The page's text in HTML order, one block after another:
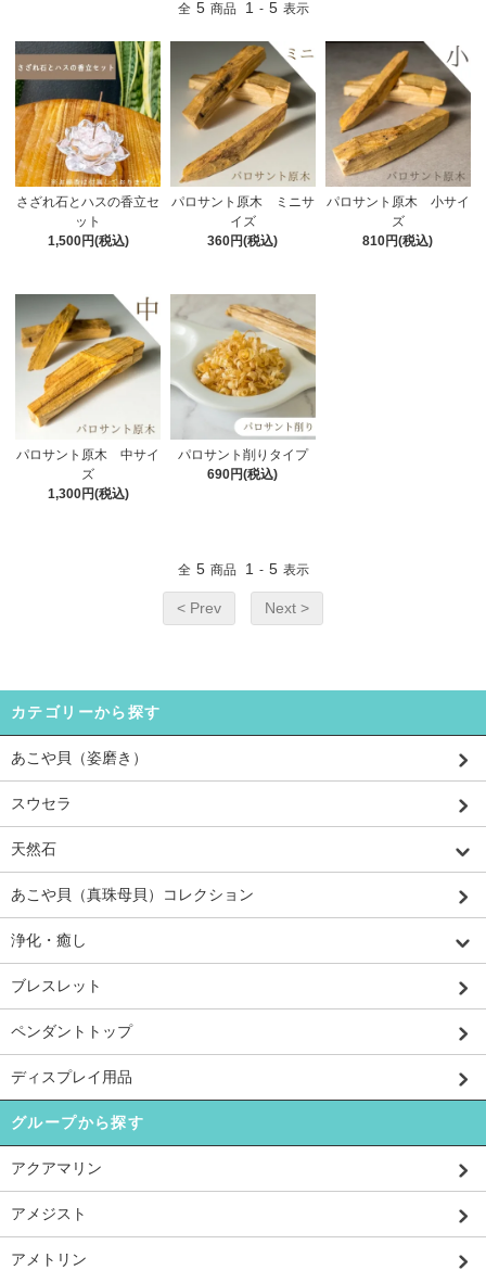
全 5 商品 1 - 5 表示
さざれ石とハスの香立セ
ット
1,500円(税込)
パロサント原木 ミニサ
イズ
360円(税込)
パロサント原木 小サイ
ズ
810円(税込)
パロサント原木 中サイ
ズ
1,300円(税込)
パロサント削りタイプ
690円(税込)
全 5 商品 1 - 5 表示
< Prev Next >
カテゴリーから探す
あこや貝（姿磨き）
スウセラ
天然石
あこや貝（真珠母貝）コレクション
浄化・癒し
ブレスレット
ペンダントトップ
ディスプレイ用品
グループから探す
アクアマリン
アメジスト
アメトリン